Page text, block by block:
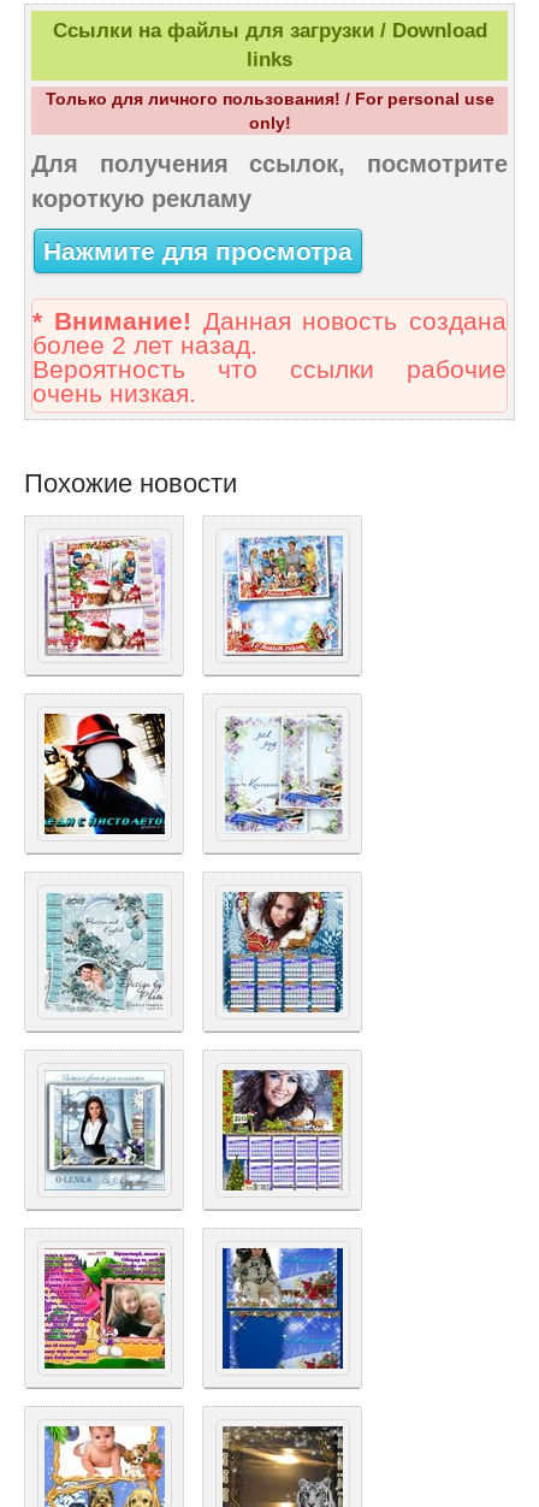
Ссылки на файлы для загрузки / Download
links
Только для личного пользования! / For personal use
only!
Для получения ссылок, посмотрите
короткую рекламу
Нажмите для просмотра
* Внимание! Данная новость создана
более 2 лет назад.
Вероятность что ссылки рабочие
очень низкая.
Похожие новости